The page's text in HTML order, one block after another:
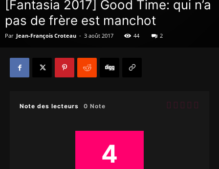
[Fantasia 2017] Good Time: qui n’a
pas de frère est manchot
Par Jean-François Croteau - 3 août 2017 44 2
Note des lecteurs 0 Note
4